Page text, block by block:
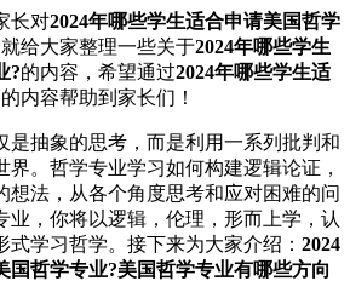
长对2024年哪些学生适合申请美国哲学
给大家整理一些关于2024年哪些学生
?的内容，希望通过2024年哪些学生适
的内容帮助到家长们！
抽象的思考，而是利用一系列批判和
界。哲学专业学习如何构建逻辑论证，
想法，从各个角度思考和应对困难的问
业，你将以逻辑，伦理，形而上学，认
学习哲学。接下来为大家介绍： 2024
国哲学专业?美国哲学专业有哪些方向